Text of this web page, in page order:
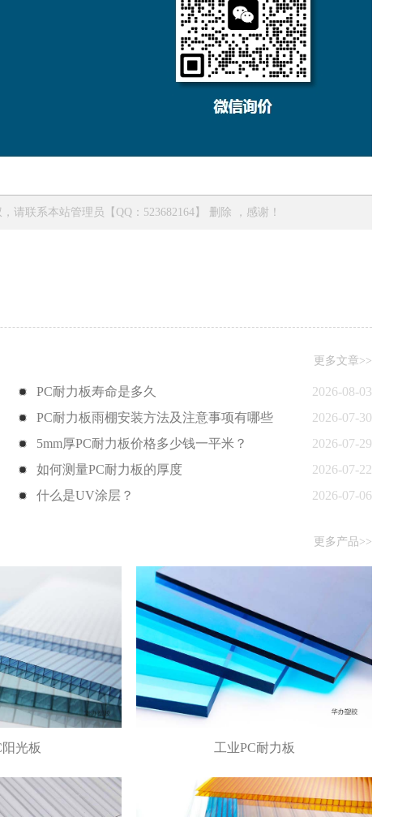
联系本站管理员【QQ：523682164】 删除 ，感谢！
更多文章>>
PC耐力板寿命是多久
2026-08-03
PC耐力板雨棚安装方法及注意事项有哪些
2026-07-30
5mm厚PC耐力板价格多少钱一平米？
2026-07-29
如何测量PC耐力板的厚度
2026-07-22
什么是UV涂层？ 2026-07-06
更多产品>>
阳光板 工业PC耐力板